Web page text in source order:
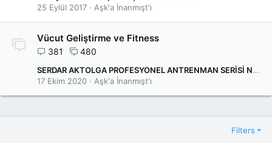
25 Eylül 2017
Aşk'a İnanmışt'ı
Vücut Geliştirme ve Fitness
381 480
SERDAR AKTOLGA PROFESYONEL ANTRENMAN SERİSİ NO:4 (OMUZ)
17 Ekim 2020
Aşk'a İnanmışt'ı
Filters